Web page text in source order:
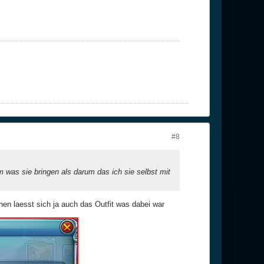
#8
was sie bringen als darum das ich sie selbst mit
laesst sich ja auch das Outfit was dabei war